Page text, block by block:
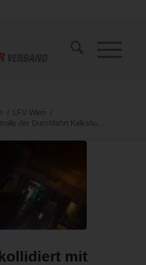
/ LFV Wien
/
der Durchfahrt Kalksbu...
mit